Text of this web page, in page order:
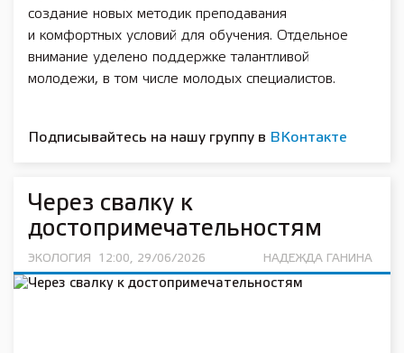
создание новых методик преподавания
и комфортных условий для обучения. Отдельное
внимание уделено поддержке талантливой
молодежи, в том числе молодых специалистов.
Подписывайтесь на нашу группу в ВКонтакте
Через свалку к
достопримечательностям
ЭКОЛОГИЯ 12:00, 29/06/2026 НАДЕЖДА ГАНИНА